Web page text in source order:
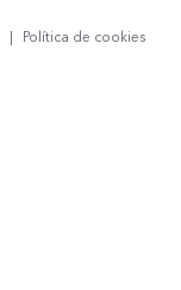
|
Política de cookies